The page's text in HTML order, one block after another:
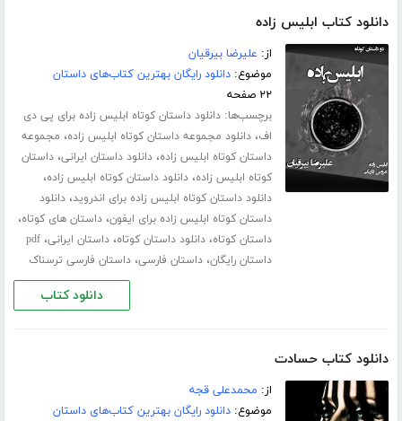
دانلود کتاب ابلیس زاده
از: علیرضا بیرقیان
موضوع:دانلود رایگان بهترین کتاب‌های داستان
۲۲ صفحه
برچسب‌ها:دانلود داستان کوتاه ابلیس زاده برای پی دی
اف،دانلود مجموعه داستان کوتاه ابلیس زاده، مجموعه
داستان کوتاه ابلیس زاده،دانلود داستان ایرانی،داستان
کوتاه ابلیس زاده،دانلود داستان کوتاه ابلیس زاده،
دانلود داستان کوتاه ابلیس زاده برای اندروید،دانلود
داستان کوتاه ابلیس زاده برای ایفون،داستان های کوتاه،
داستان کوتاه،دانلود داستان کوتاه،داستان ایرانی،pdf
داستان رایگان،داستان فارسی،داستان فارسی ترسناک
دانلود کتاب
دانلود کتاب حسادت
از: محمدعلی قجه
موضوع:دانلود رایگان بهترین کتاب‌های داستان